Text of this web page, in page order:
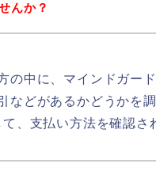
んか？
の中に、マインドガー
などがあるかどうかを
、支払い方法を確認さ